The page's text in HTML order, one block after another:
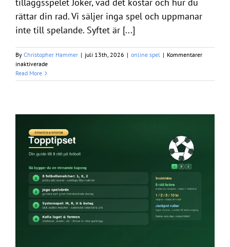
tilläggsspelet Joker, vad det kostar och hur du
rättar din rad. Vi säljer inga spel och uppmanar
inte till spelande. Syftet är [...]
By Christopher Hammer | juli 13th, 2026 | online spel | Kommentarer
inaktiveradeför
lördag
klassiska
lördagsdragning
Read More